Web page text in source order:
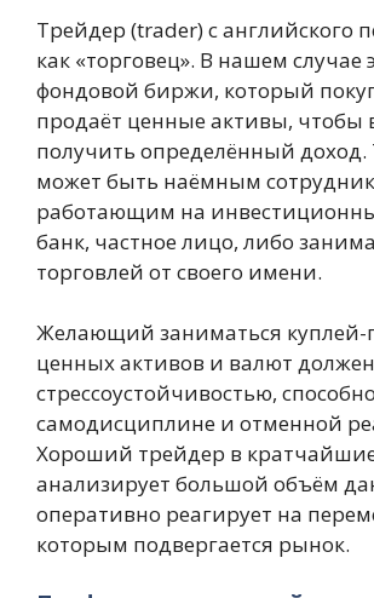
Трейдер (trader) с английского
как «торговец». В нашем случае
фондовой биржи, который
продаёт ценные активы, чтобы
получить определённый доход.
может быть наёмным
работающим на
банк, частное лицо, либо
торговлей от своего имени.
Желающий заниматься
ценных активов и валют
стрессоустойчивостью,
самодисциплине и отменной
Хороший трейдер в
анализирует большой объём
оперативно реагирует на
которым подвергается рынок.